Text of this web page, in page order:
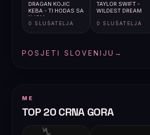
DRAGAN KOJIC
KEBA - TI HODAS SA
NJOM
0 SLUŠATELJA
TAYLOR SWIFT -
WILDEST DREAM
0 SLUŠATELJA
POSJETI SLOVENIJU →
ME
TOP 20 CRNA GORA